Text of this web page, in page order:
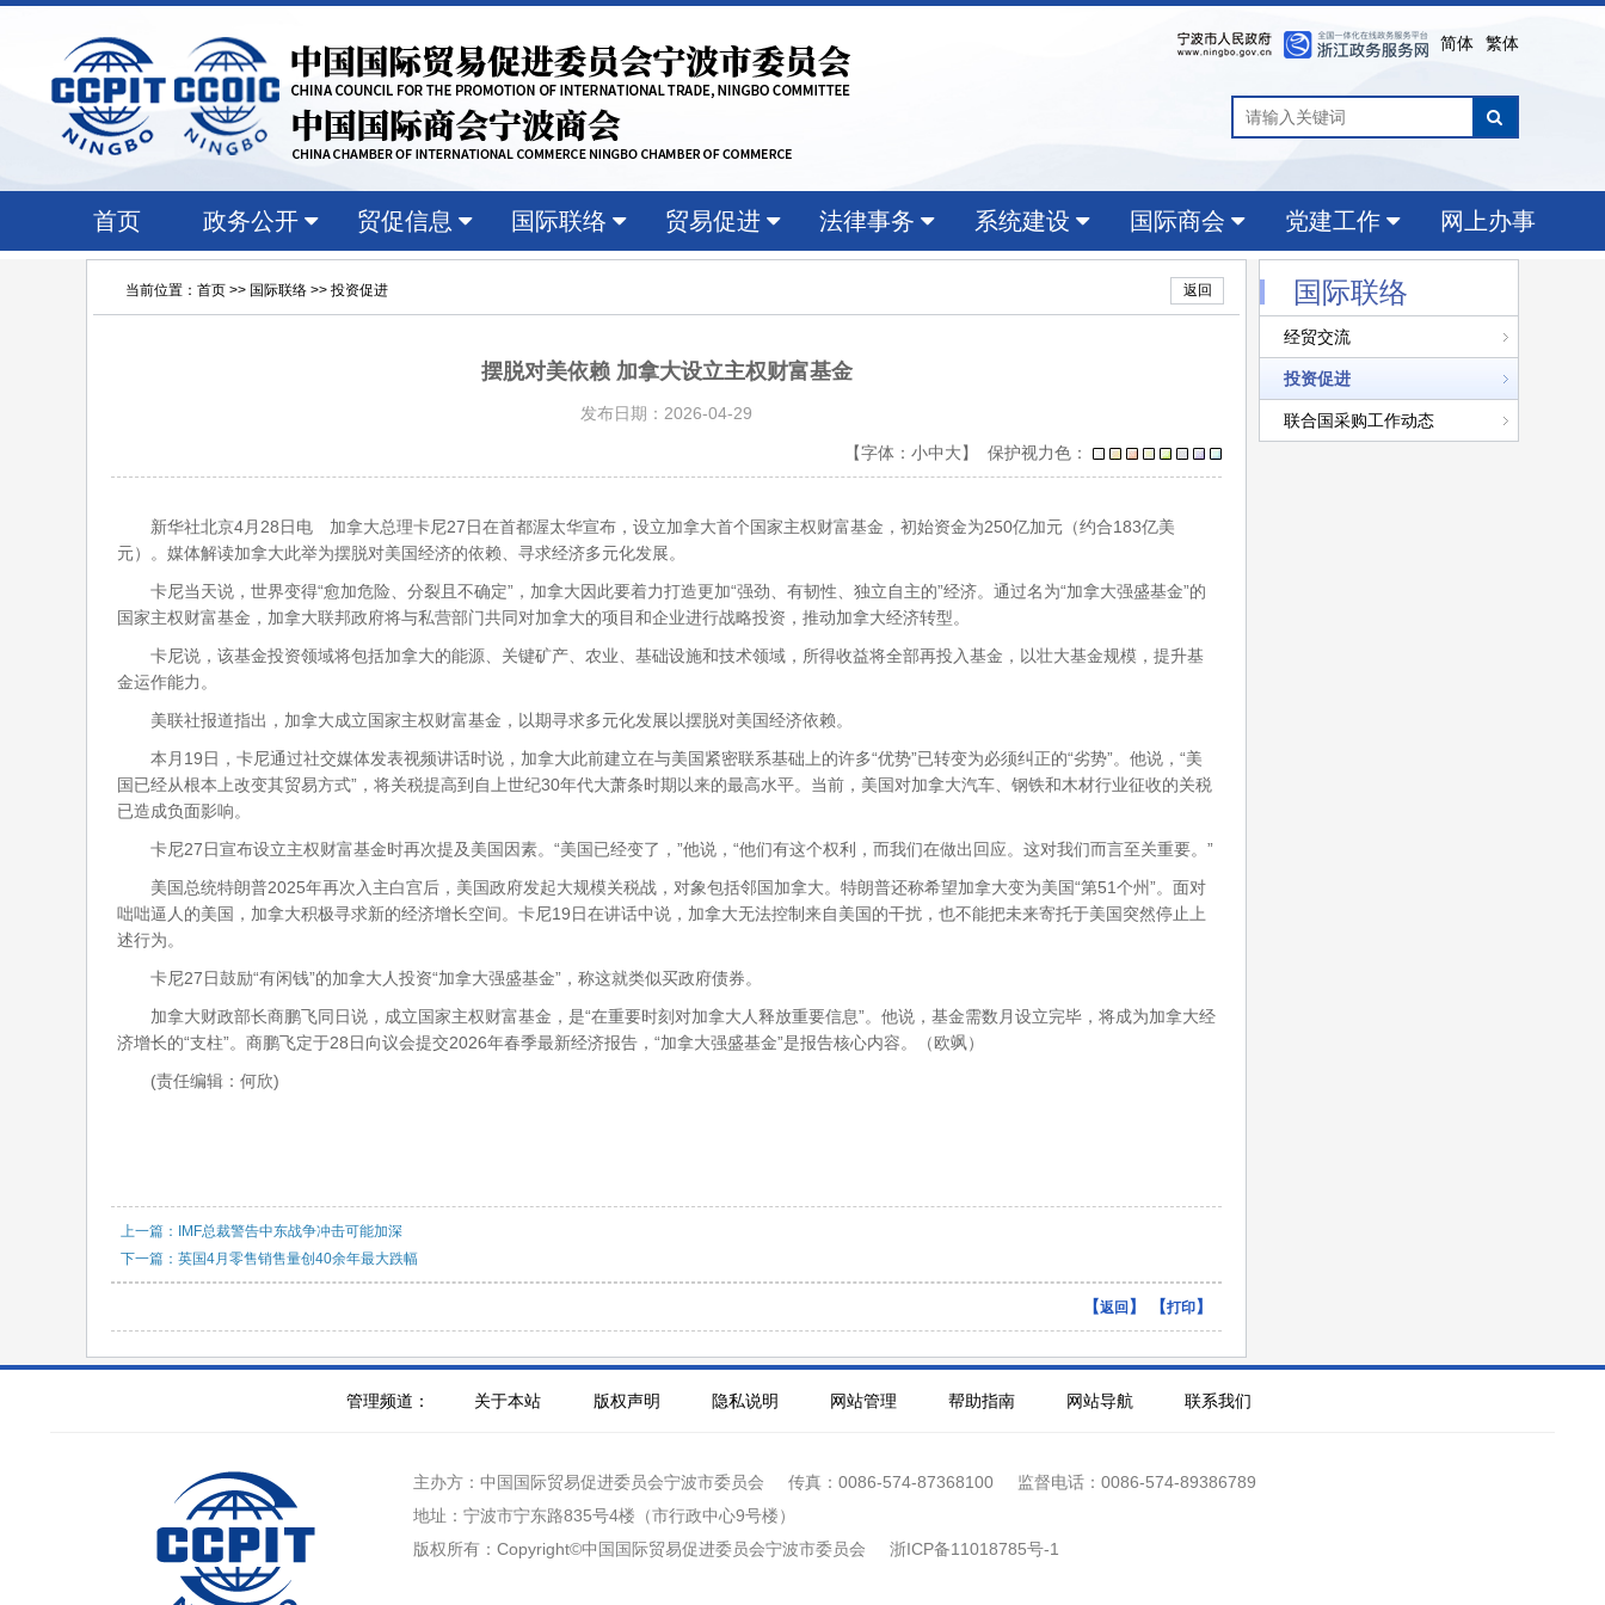
简体 繁体
首页 政务公开 贸促信息 国际联络 贸易促进 法律事务 系统建设 国际商会 党建工作 网上办事
当前位置： 首页 >> 国际联络 >> 投资促进 返回
摆脱对美依赖 加拿大设立主权财富基金
发布日期：2026-04-29
【字体： 小中大】 保护视力色：
新华社北京4月28日电 加拿大总理卡尼27日在首都渥太华宣布，设立加拿大首个国家主权财富基金，初始资金为250亿加元（约合183亿美
元）。媒体解读加拿大此举为摆脱对美国经济的依赖、寻求经济多元化发展。
卡尼当天说，世界变得“愈加危险、分裂且不确定”，加拿大因此要着力打造更加“强劲、有韧性、独立自主的”经济。通过名为“加拿大强盛基金”的
国家主权财富基金，加拿大联邦政府将与私营部门共同对加拿大的项目和企业进行战略投资，推动加拿大经济转型。
卡尼说，该基金投资领域将包括加拿大的能源、关键矿产、农业、基础设施和技术领域，所得收益将全部再投入基金，以壮大基金规模，提升基
金运作能力。
美联社报道指出，加拿大成立国家主权财富基金，以期寻求多元化发展以摆脱对美国经济依赖。
本月19日，卡尼通过社交媒体发表视频讲话时说，加拿大此前建立在与美国紧密联系基础上的许多“优势”已转变为必须纠正的“劣势”。他说，“美
国已经从根本上改变其贸易方式”，将关税提高到自上世纪30年代大萧条时期以来的最高水平。当前，美国对加拿大汽车、钢铁和木材行业征收的关税
已造成负面影响。
卡尼27日宣布设立主权财富基金时再次提及美国因素。“美国已经变了，”他说，“他们有这个权利，而我们在做出回应。这对我们而言至关重要。”
美国总统特朗普2025年再次入主白宫后，美国政府发起大规模关税战，对象包括邻国加拿大。特朗普还称希望加拿大变为美国“第51个州”。面对
咄咄逼人的美国，加拿大积极寻求新的经济增长空间。卡尼19日在讲话中说，加拿大无法控制来自美国的干扰，也不能把未来寄托于美国突然停止上
述行为。
卡尼27日鼓励“有闲钱”的加拿大人投资“加拿大强盛基金”，称这就类似买政府债券。
加拿大财政部长商鹏飞同日说，成立国家主权财富基金，是“在重要时刻对加拿大人释放重要信息”。他说，基金需数月设立完毕，将成为加拿大经
济增长的“支柱”。商鹏飞定于28日向议会提交2026年春季最新经济报告，“加拿大强盛基金”是报告核心内容。（欧飒）
(责任编辑：何欣)
上一篇：IMF总裁警告中东战争冲击可能加深
下一篇：英国4月零售销售量创40余年最大跌幅
【返回 】 【打印】
国际联络
经贸交流
投资促进
联合国采购工作动态
管理频道： 关于本站 版权声明 隐私说明 网站管理 帮助指南 网站导航 联系我们
主办方：中国国际贸易促进委员会宁波市委员会 传真：0086-574-87368100
监督电话：0086-574-89386789
地址：宁波市宁东路835号4楼（市行政中心9号楼）
版权所有：Copyright©中国国际贸易促进委员会宁波市委员会
浙ICP备11018785号-1